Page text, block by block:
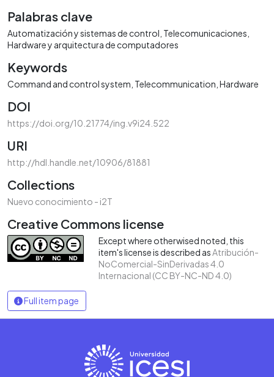
Palabras clave
Automatización y sistemas de control Telecomunicaciones
Hardware y arquitectura de computadores
Keywords
Command and control system Telecommunication Hardware
DOI
https://doi.org/10.21774/ing.v9i24.522
URI
http://hdl.handle.net/10906/81881
Collections
Nuevo conocimiento - i2T
Creative Commons license
Except where otherwised noted, this
item's license is described asAtribución-
NoComercial-SinDerivadas 4.0
Internacional (CC BY-NC-ND 4.0)
Full item page